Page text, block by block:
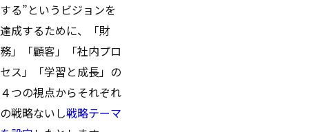
する”というビジョンを
達成するために、「財
務」「顧客」「社内プロ
セス」「学習と成長」の
４つの視点からそれぞれ
の戦略ないし戦略テーマ